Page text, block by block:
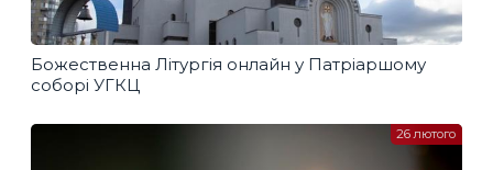
Божественна Літургія онлайн у Патріаршому
соборі УГКЦ
26 лютого